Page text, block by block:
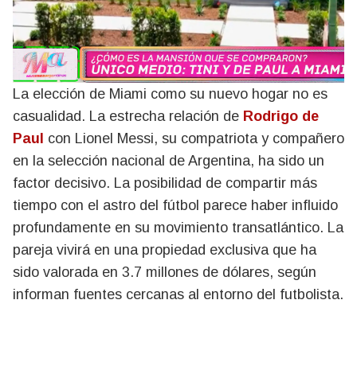
La elección de Miami como su nuevo hogar no es
casualidad. La estrecha relación de Rodrigo de
Paul con Lionel Messi, su compatriota y compañero
en la selección nacional de Argentina, ha sido un
factor decisivo. La posibilidad de compartir más
tiempo con el astro del fútbol parece haber influido
profundamente en su movimiento transatlántico. La
pareja vivirá en una propiedad exclusiva que ha
sido valorada en 3.7 millones de dólares, según
informan fuentes cercanas al entorno del futbolista.